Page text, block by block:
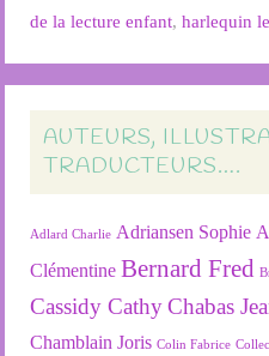
de la lecture enfant,harlequin
AUTEURS,
TRADUCTEURS….
Adlard Charlie Adriansen Sophie
Clémentine Bernard Fred
Cassidy Cathy Chabas
Chamblain Joris Colin Fabrice